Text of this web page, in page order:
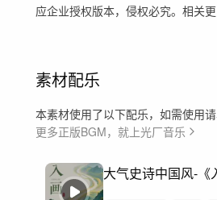
应企业授权版本，侵权必究。相关更
素材配乐
本素材使用了以下配乐，如需使用
更多正版BGM，就上光厂音乐
大气史诗中国风-《